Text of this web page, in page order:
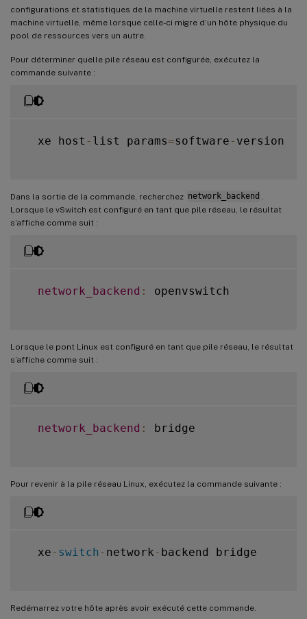
configurations et statistiques de la machine virtuelle restent liées à la
machine virtuelle, même lorsque celle-ci migre d’un hôte physique du
pool de ressources vers un autre.
Pour déterminer quelle pile réseau est configurée, exécutez la
commande suivante :
  xe host
- list params=software - version
Dans la sortie de la commande, recherchez network_backend
Lorsque le vSwitch est configuré en tant que pile réseau, le résultat
s’affiche comme suit :
network_backend : openvswitch
Lorsque le pont Linux est configuré en tant que pile réseau, le résultat
s’affiche comme suit :
network_backend : bridge
Pour revenir à la pile réseau Linux, exécutez la commande suivante :
  xe
- switch - network - backend bridge
Redémarrez votre hôte après avoir exécuté cette commande.